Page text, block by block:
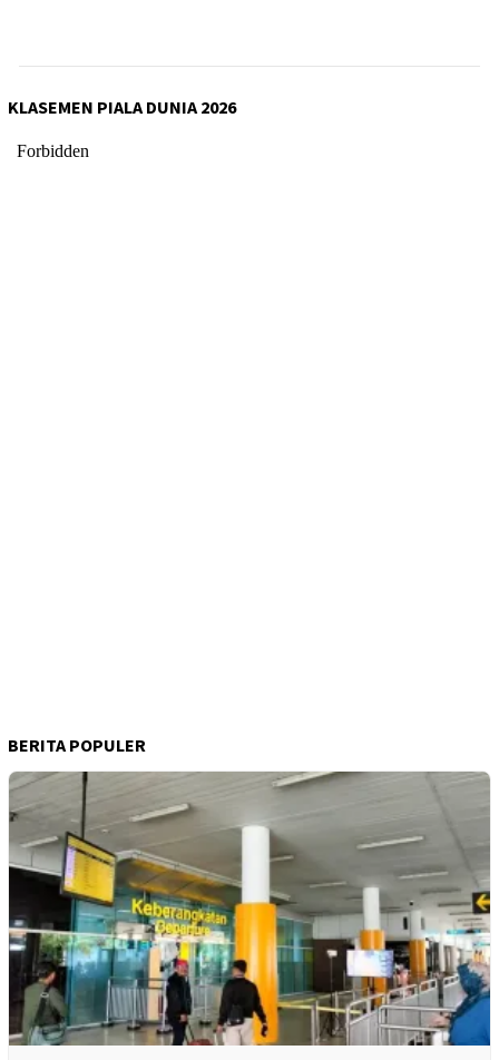
KLASEMEN PIALA DUNIA 2026
BERITA POPULER